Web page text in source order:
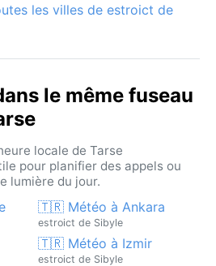
les villes de estroict de
le même fuseau
locale de Tarse
pour planifier des appels ou
lumière du jour.
🇹🇷 Météo à Ankara
estroict de Sibyle
🇹🇷 Météo à Izmir
estroict de Sibyle